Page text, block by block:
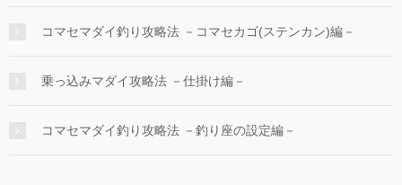
コマセマダイ釣り攻略法 －コマセカゴ(ステンカン)編－
乗っ込みマダイ攻略法 －仕掛け編－
コマセマダイ釣り攻略法 －釣り座の設定編－